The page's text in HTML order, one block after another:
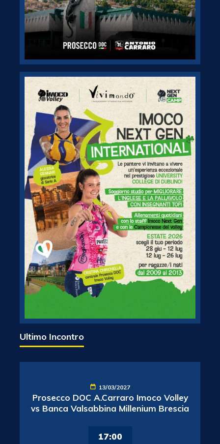
Ultimo Incontro
13/03/2027
Prosecco DOC A.Carraro Imoco Volley
vs Banca Valsabbina Millenium Brescia
17:00